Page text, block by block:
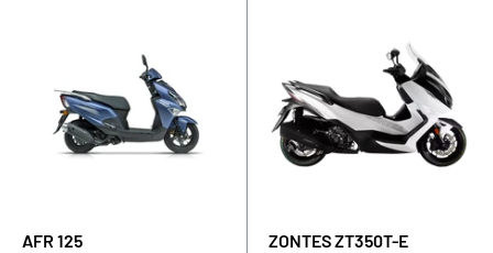
AFR 125 ZONTES ZT350T-E